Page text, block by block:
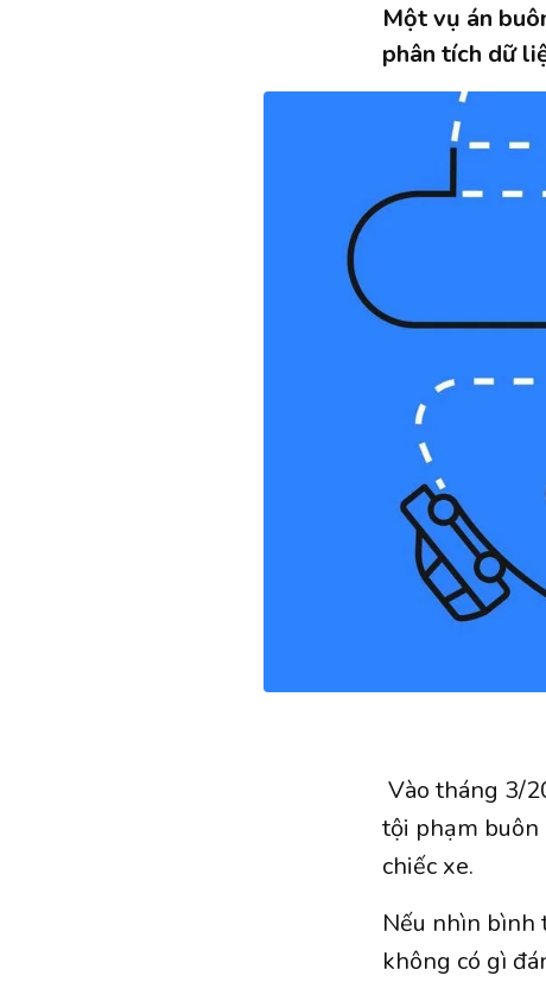
Một vụ án
phân tích dữ
Vào tháng 3/
tội phạm buôn
chiếc xe.
Nếu nhìn bình
không có gì